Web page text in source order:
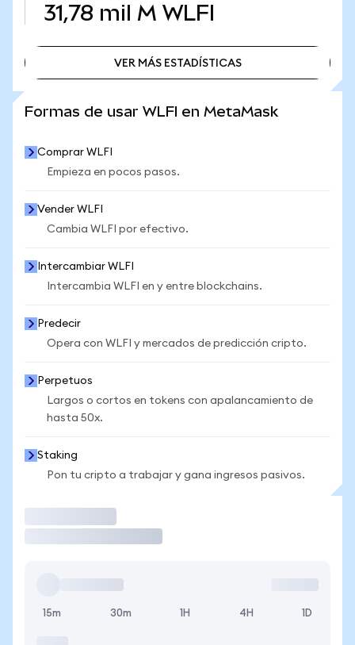
31,78 mil M WLFI
VER MÁS ESTADÍSTICAS
Formas de usar WLFI en MetaMask
Comprar WLFI
Empieza en pocos pasos.
Vender WLFI
Cambia WLFI por efectivo.
Intercambiar WLFI
Intercambia WLFI en y entre blockchains.
Predecir
Opera con WLFI y mercados de predicción cripto.
Perpetuos
Largos o cortos en tokens con apalancamiento de
hasta 50x.
Staking
Pon tu cripto a trabajar y gana ingresos pasivos.
15m 30m 1H 4H 1D